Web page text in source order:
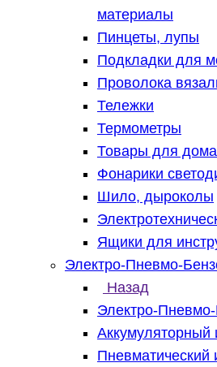
материалы
Пинцеты, лупы
Подкладки для
Проволока
Тележки
Термометры
Товары для
Фонарики
Шило, дыроколы
Ящики для
Электро-Пневмо-
Назад
Электро-
Аккумуляторный
Пневматический